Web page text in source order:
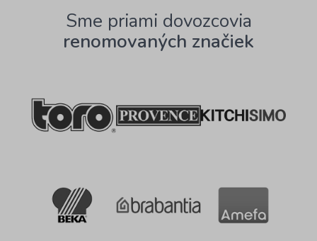
Sme priami dovozcovia
renomovaných značiek